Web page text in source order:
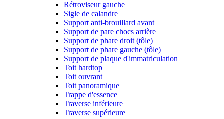
Rétroviseur gauche
Sigle de calandre
Support anti-brouillard avant
Support de pare chocs arrière
Support de phare droit (tôle)
Support de phare gauche (tôle)
Support de plaque d'immatriculation
Toit hardtop
Toit ouvrant
Toit panoramique
Trappe d'essence
Traverse inférieure
Traverse supérieure